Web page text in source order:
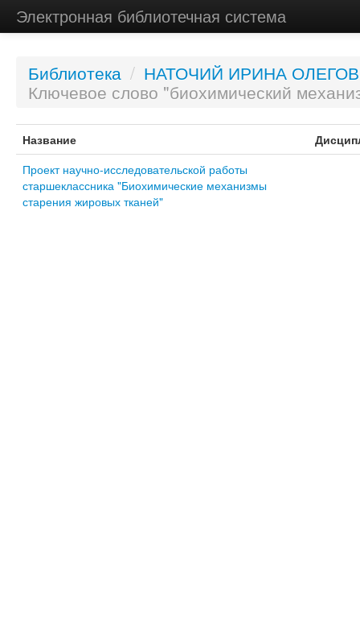
Электронная библиотечная система
Библиотека / НАТОЧИЙ ИРИНА
Ключевое слово "биохимический
Название
Проект научно-исследовательской работы
старшеклассника "Биохимические механизмы
старения жировых тканей"